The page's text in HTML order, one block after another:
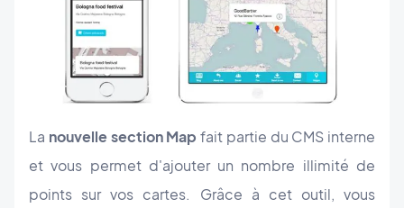
La nouvelle section Map fait partie du CMS interne
et vous permet d'ajouter un nombre illimité de
points sur vos cartes. Grâce à cet outil, vous